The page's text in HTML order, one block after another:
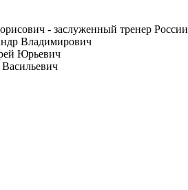
- заслуженный тренер России
Владимирович
Юрьевич